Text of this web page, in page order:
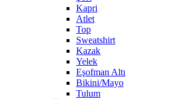
Kapri
Atlet
Top
Sweatshirt
Kazak
Yelek
Eşofman Altı
Bikini/Mayo
Tulum